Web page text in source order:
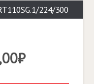
224/300